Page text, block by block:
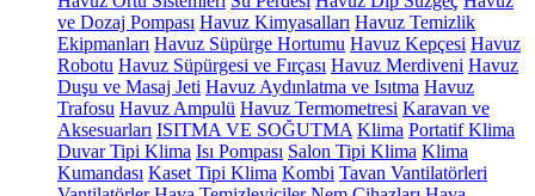
ve Dozaj Pompası Havuz Kimyasalları Havuz Temizlik
Ekipmanları Havuz Süpürge Hortumu Havuz Kepçesi Havuz
Robotu Havuz Süpürgesi ve Fırçası Havuz Merdiveni Havuz
Duşu ve Masaj Jeti Havuz Aydınlatma ve Isıtma Havuz
Trafosu Havuz Ampulü Havuz Termometresi Karavan ve
Aksesuarları ISITMA VE SOĞUTMA Klima Portatif Klima
Duvar Tipi Klima Isı Pompası Salon Tipi Klima Klima
Kumandası Kaset Tipi Klima Kombi Tavan Vantilatörleri